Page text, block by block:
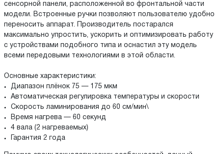
сенсорной панели, расположенной во фронтальной части
модели. Встроенные ручки позволяют пользователю удобно
переносить аппарат. Производитель постарался
максимально упростить, ускорить и оптимизировать работу
с устройствами подобного типа и оснастил эту модель
всеми передовыми технологиями в этой области.
Основные характеристики:
Диапазон плёнок 75 — 175 мкм
Автоматическая регулировка температуры и скорости
Скорость ламинирования до 60 см/мин\
Время нагрева — 60 секунд
4 вала (2 нагреваемых)
Гарантия 2 года